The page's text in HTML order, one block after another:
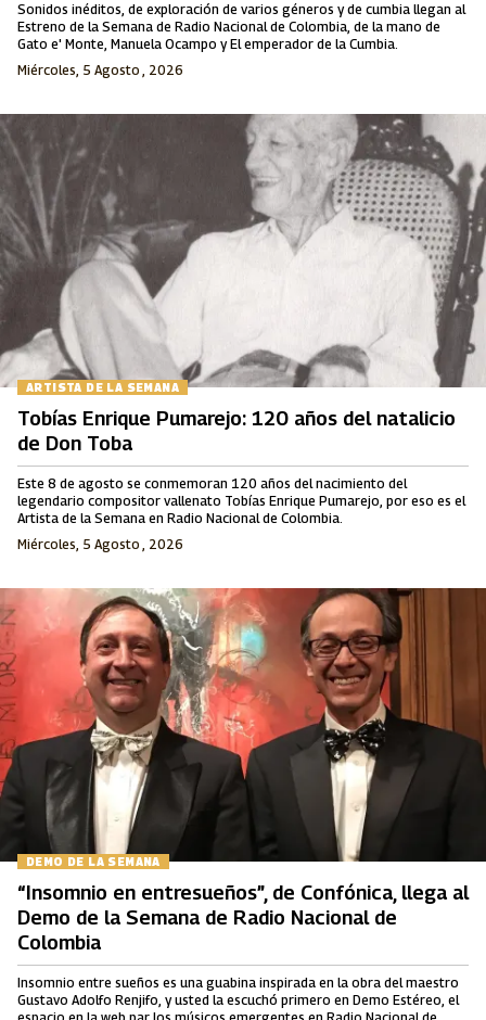
Sonidos inéditos, de exploración de varios géneros y de cumbia llegan al
Estreno de la Semana de Radio Nacional de Colombia, de la mano de
Gato e' Monte, Manuela Ocampo y El emperador de la Cumbia.
Miércoles, 5 Agosto , 2026
ARTISTA DE LA SEMANA
Tobías Enrique Pumarejo: 120 años del natalicio
de Don Toba
Este 8 de agosto se conmemoran 120 años del nacimiento del
legendario compositor vallenato Tobías Enrique Pumarejo, por eso es el
Artista de la Semana en Radio Nacional de Colombia.
Miércoles, 5 Agosto , 2026
DEMO DE LA SEMANA
“Insomnio en entresueños”, de Confónica, llega al
Demo de la Semana de Radio Nacional de
Colombia
Insomnio entre sueños es una guabina inspirada en la obra del maestro
Gustavo Adolfo Renjifo, y usted la escuchó primero en Demo Estéreo, el